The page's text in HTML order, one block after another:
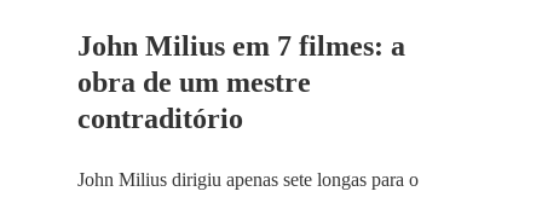
John Milius em 7 filmes: a
obra de um mestre
contraditório
John Milius dirigiu apenas sete longas para o